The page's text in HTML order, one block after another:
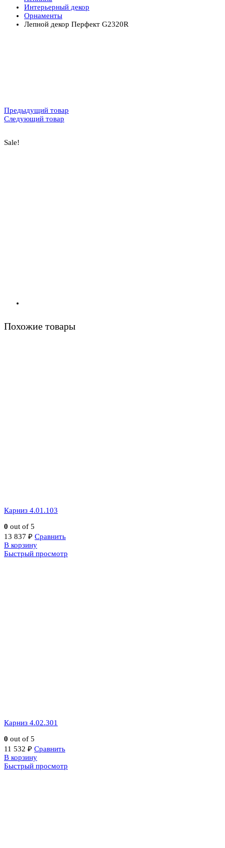
Интерьерный декор
Орнаменты
Лепной декор Перфект G2320R
Предыдущий товар
Следующий товар
Sale!
Похожие товары
Карниз 4.01.103
0 out of 5
13 837 ₽ Сравнить
В корзину
Быстрый просмотр
Карниз 4.02.301
0 out of 5
11 532 ₽ Сравнить
В корзину
Быстрый просмотр